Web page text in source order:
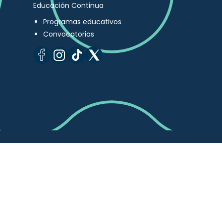
Educación Continua
Programas educativos
Convocatorias